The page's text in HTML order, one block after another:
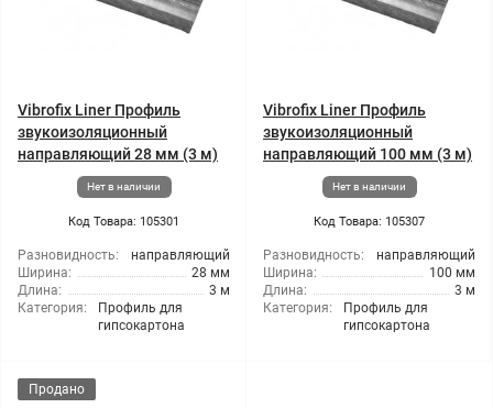
Vibrofix Liner Профиль
звукоизоляционный
направляющий 28 мм (3 м)
Нет в наличии
Код Товара: 105301
Разновидность:
направляющий
Ширина:
28 мм
Длина:
3 м
Категория:
Профиль для
гипсокартона
Vibrofix Liner Профиль
звукоизоляционный
направляющий 100 мм (3 м)
Нет в наличии
Код Товара: 105307
Разновидность:
направляющий
Ширина:
100 мм
Длина:
3 м
Категория:
Профиль для
гипсокартона
Продано